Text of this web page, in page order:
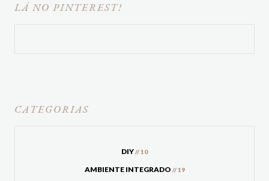
LÁ NO PINTEREST!
CATEGORIAS
DIY// 10
AMBIENTE INTEGRADO // 19